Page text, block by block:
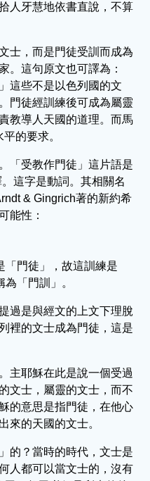
人牙慧地依書直說，不算
士，而是門徒受訓而成為
。這句原文也可譯為：
這些不是以色列國的文
門徒經訓練後可成為屬靈
教導人天國的道理。而馬
的要求。
「受教作門徒」這片語是
這字是動詞。其相關名
& Gingrich著的新約希
能性：
「門徒」，故這訓練是
為「門訓」。
過是與經文的上文下理脫
裡的文士成為門徒，這是
主耶穌在此是說一個受過
文士，屬靈的文士，而不
的意思是指門徒，在他心
來的天國的文士。
的？當時的時代，文士是
人都可以當文士的，沒有